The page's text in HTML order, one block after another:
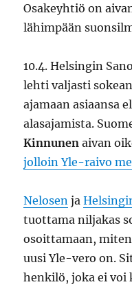
Osakeyhtiö on
lähimpään
10.4. Helsingin
lehti valjasti
ajamaan asiaansa
alasajamista.
Kinnunen aivan
jolloin Yle-raivo
Nelosen ja
tuottama niljakas
osoittamaan,
uusi Yle-vero on.
henkilö, joka ei voi